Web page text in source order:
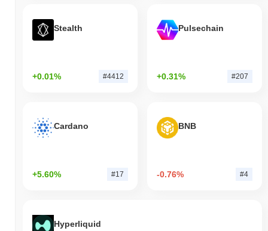
Stealth
+0.01% #4412
Pulsechain
+0.31% #207
Cardano
+5.60% #17
BNB
-0.76% #4
Hyperliquid